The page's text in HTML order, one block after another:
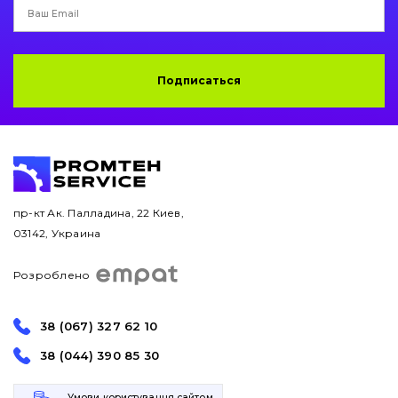
Подписаться
пр-кт Ак. Палладина, 22 Киев,
03142, Украина
Розроблено
38 (067) 327 62 10
38 (044) 390 85 30